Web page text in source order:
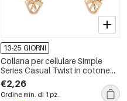
13-25 GIORNI
Collana per cellulare Simple
Series Casual Twist in cotone
intrecciato a colori misti
€2,26
Ordine min. di 1 pz.